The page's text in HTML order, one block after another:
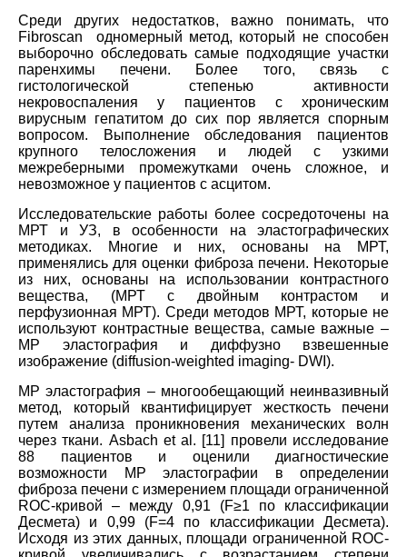
Среди других недостатков, важно понимать, что
Fibroscan одномерный метод, который не способен
выборочно обследовать самые подходящие участки
паренхимы печени. Более того, связь с
гистологической степенью активности
некровоспаления у пациентов с хроническим
вирусным гепатитом до сих пор является спорным
вопросом. Выполнение обследования пациентов
крупного телосложения и людей с узкими
межреберными промежутками очень сложное, и
невозможное у пациентов с асцитом.
Исследовательские работы более сосредоточены на
МРТ и УЗ, в особенности на эластографических
методиках. Многие и них, основаны на МРТ,
применялись для оценки фиброза печени. Некоторые
из них, основаны на использовании контрастного
вещества, (МРТ с двойным контрастом и
перфузионная МРТ). Среди методов МРТ, которые не
используют контрастные вещества, самые важные –
МР эластография и диффузно взвешенные
изображение (diffusion-weighted imaging- DWI).
МР эластография – многообещающий неинвазивный
метод, который квантифицирует жесткость печени
путем анализа проникновения механических волн
через ткани. Asbach et al. [11] провели исследование
88 пациентов и оценили диагностические
возможности МР эластографии в определении
фиброза печени с измерением площади ограниченной
RОС-кривой – между 0,91 (F≥1 по классификации
Десмета) и 0,99 (F=4 по классификации Десмета).
Исходя из этих данных, площади ограниченной RОС-